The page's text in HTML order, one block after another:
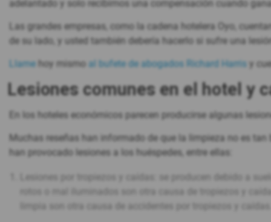
adelantado y solo recibimos una compensación cuando
Las grandes empresas, como la cadena hotelera Oyo,
de su lado, y usted también debería hacerlo si sufre una
Llame hoy mismo al bufete de abogados Richard Harris y
Lesiones comunes en el hotel y
En los hoteles económicos parecen producirse algunas
Muchas reseñas han informado de que la limpieza no es
han provocado lesiones a los huéspedes, entre ellas:
Lesiones por tropiezos y caídas: se producen debido a
rotos o mal iluminados son otra causa de tropiezos y
limpia son otra causa de accidentes por tropiezos y caídas.